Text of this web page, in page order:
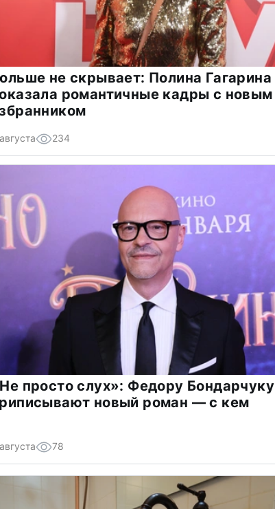
не скрывает: Полина Гагарина
романтичные кадры с новым
234
просто слух»: Федору Бондарчуку
новый роман — с кем
78